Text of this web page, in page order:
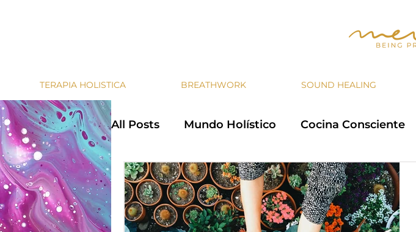
TERAPIA HOLISTICA BREATHWORK SOUND HEALING
All Posts Mundo Holístico Cocina Consciente